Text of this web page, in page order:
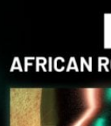
percussions
Duprat : trompette